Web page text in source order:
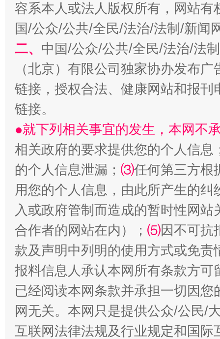
受贿1.44亿！段成刚被判无期 从幼
容系本人或法人版权所有，网站
国/公众/公共/全民/法治/法制/新闻
二、 中国/公众/公共/全民/法治/法
（北京）有限公司独家协办发布
链接，授权合法、健康网站和报
链接。
●就下列相关事宜的发生，本网不
相关政府的要求提供您的个人信息
的个人信息泄漏； ⑶任何第三方根
用您的个人信息，由此所产生的纠
入或政府管制而造成的暂时性网
合作者的网站在内）； ⑸因不可抗
款及声明中列明的使用方式或免责
报料信息人承认本网所有条款方
已经阅读本网条款并承担一切因
网无关。本网只是提供公众/公民/
互联网法律法规及行业规定和国